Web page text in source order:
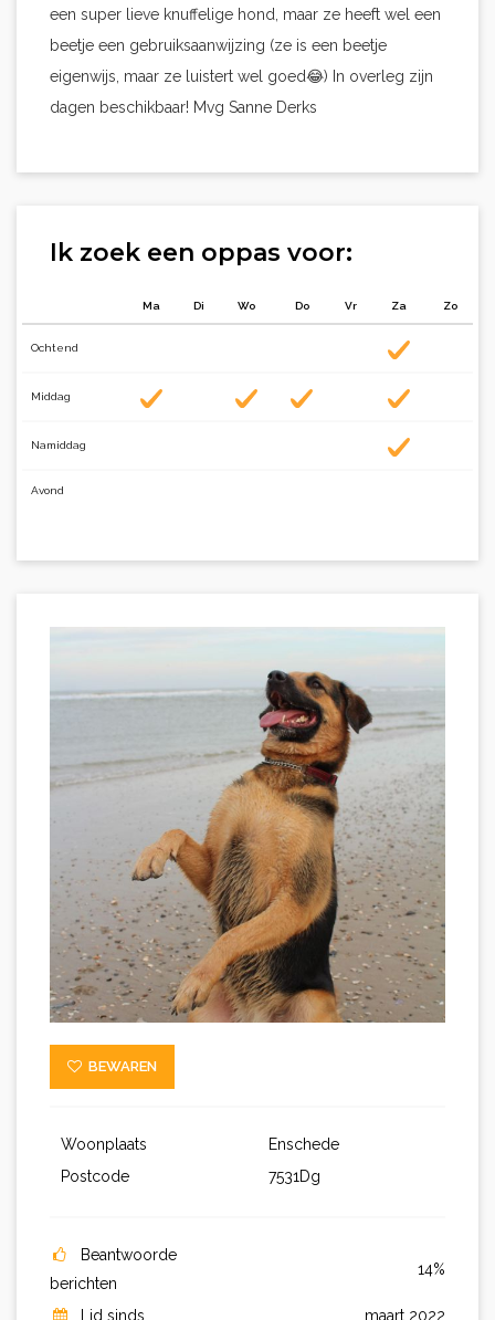
een super lieve knuffelige hond, maar ze heeft wel een
beetje een gebruiksaanwijzing (ze is een beetje
eigenwijs, maar ze luistert wel goed😂) In overleg zijn
dagen beschikbaar! Mvg Sanne Derks
Ik zoek een oppas voor:
Ma Di Wo Do Vr Za Zo
Ochtend
Middag
Namiddag
Avond
BEWAREN
Woonplaats
Enschede
Postcode
7531Dg
Beantwoorde
berichten
14%
Lid sinds maart 2022